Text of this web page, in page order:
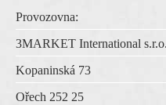
Provozovna:
3MARKET International s.r.o.
Kopaninská 73
Ořech 252 25